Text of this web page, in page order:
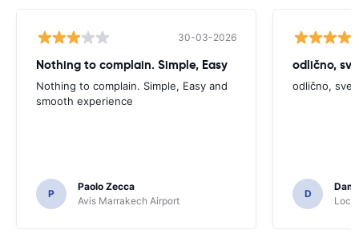
30-03-2026
Nothing to complain. Simple, Easy
Nothing to complain. Simple, Easy and
smooth experience
P
Paolo Zecca
Avis Marrakech Airport
odlično,
odlično, sve
D